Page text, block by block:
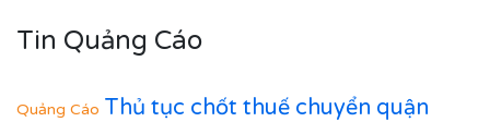
Tin Quảng Cáo
Quảng Cáo Thủ tục chốt thuế chuyển quận